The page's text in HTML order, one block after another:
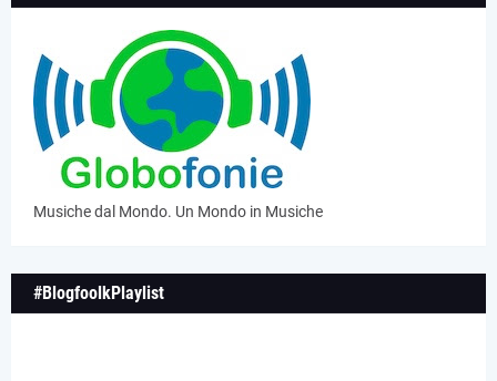
Musiche dal Mondo. Un Mondo in Musiche
#BlogfoolkPlaylist